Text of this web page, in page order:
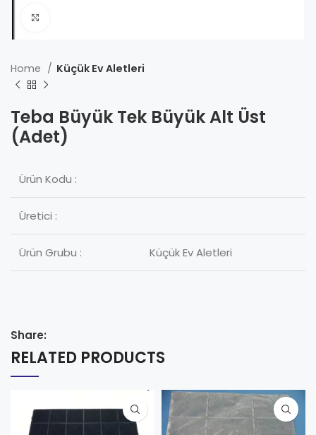
Home Küçük Ev Aletleri
Teba Büyük Tek Büyük Alt Üst
(Adet)
Ürün Kodu :
Üretici :
Ürün Grubu : Küçük Ev Aletleri
Share:
RELATED PRODUCTS